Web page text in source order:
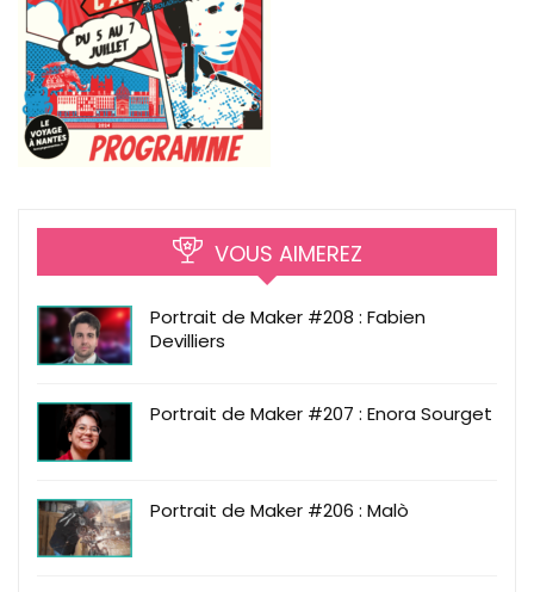
VOUS AIMEREZ
Portrait de Maker #208 : Fabien
Devilliers
Portrait de Maker #207 : Enora Sourget
Portrait de Maker #206 : Malò